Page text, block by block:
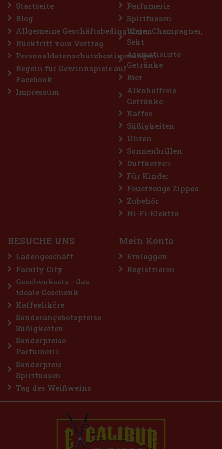
Toilette, die zeitlose Maskulinität zelebrieren. Kouros ist ein
ikonischer Duft, der sich durch seinen starken maskulinen und
frischen Charakter auszeichnet. Der Duft wurde ursprünglich 198
73.55€ ohne VAT 89 €
Guerlain L'Homme Idéal Intense EdP 50 ml
ausdrucksstarke Interpretation der ikonischen Herrenlinie, in der
sich die Mandel-Signatur der Marke in ihrer ganzen Kraft entfaltet.
Die Inspiration ist die köstliche Tiefe von Amaretto, diesmal
37.19
Startseite
Blog
Allgemeine Geschäftsbedingungen
Rücktritt vom Vertrag
Personaldatenschutzbestimmungen
Regeln für Gewinnspiele auf
Facebook
Impressum
Parfumerie
Spirituosen
Wein, Champagner,
Sekt
Aromatisierte
Getränke
Bier
Alkoholfreie
Getränke
Kaffee
Süßigkeiten
Uhren
Sonnenbrillen
Duftkerzen
Für Kinder
Feuerzeuge Zippos
Zubehör
Hi-Fi-Elektro
BESUCHE UNS
Ladengeschäft
Family City
Geschenksets - das
ideale Geschenk
Kaffeeliköre
Sonderangebotspreise
Süßigkeiten
Sonderpreise
Parfumerie
Sonderpreis
Spirituosen
Tag des Weißweins
Mein Konto
Einloggen
Registrieren